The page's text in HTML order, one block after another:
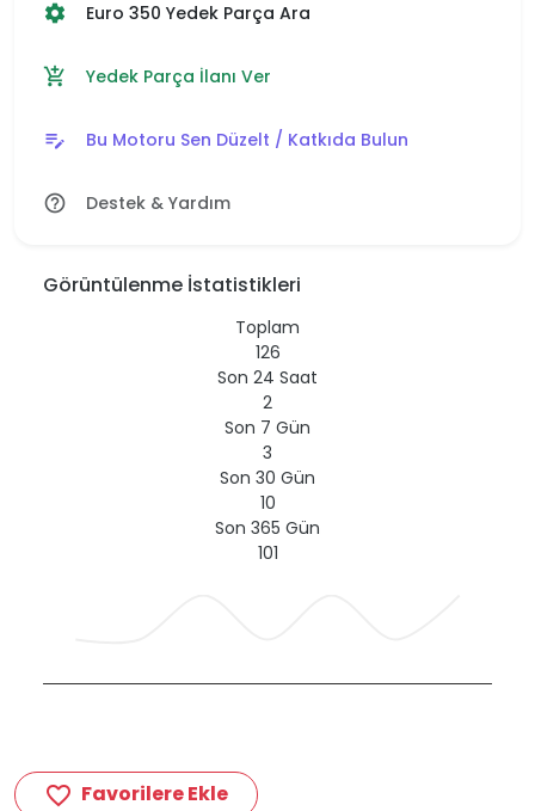
settings Euro 350 Yedek Parça Ara
add_shopping_cart Yedek Parça İlanı Ver
edit_note Bu Motoru Sen Düzelt / Katkıda Bulun
help_outline Destek & Yardım
Görüntülenme İstatistikleri
Toplam
126
Son 24 Saat
2
Son 7 Gün
3
Son 30 Gün
10
Son 365 Gün
101
favorite_border Favorilere Ekle